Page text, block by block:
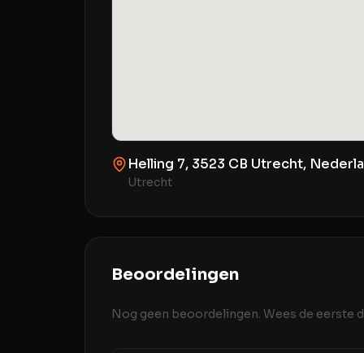
Helling 7, 3523 CB Utrecht,
Utrecht
Beoordelingen
Nog geen beoordelingen. Wees de eerste